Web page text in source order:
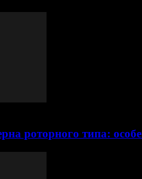
роторного типа: